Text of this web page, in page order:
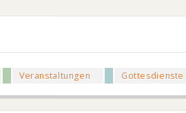
Veranstaltungen Gottesdienste